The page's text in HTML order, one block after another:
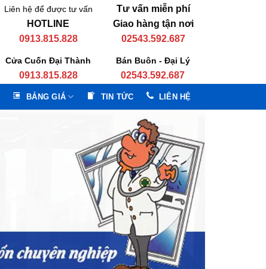
Liên hệ để được tư vấn
HOTLINE
0913.815.828
Tư vấn miễn phí
Giao hàng tận nơi
02543.592.687
Cửa Cuốn Đại Thành
0913.815.828
Bán Buôn - Đại Lý
02543.592.687
BẢNG GIÁ TIN TỨC LIÊN HỆ